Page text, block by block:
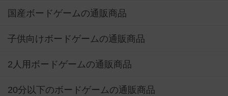
国産ボードゲームの通販商品
子供向けボードゲームの通販商品
2人用ボードゲームの通販商品
20分以下のボードゲームの通販商品